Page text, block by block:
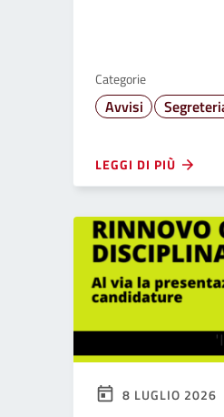
Categorie
Avvisi
LEGGI DI PIÙ
8 LUGLIO 2026